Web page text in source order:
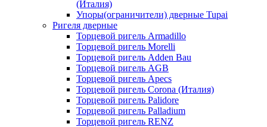
(Италия)
Упоры(ограничители) дверные Tupai
Ригеля дверные
Торцевой ригель Armadillo
Торцевой ригель Morelli
Торцевой ригель Adden Bau
Торцевой ригель AGB
Торцевой ригель Apecs
Торцевой ригель Corona (Италия)
Торцевой ригель Palidore
Торцевой ригель Palladium
Торцевой ригель RENZ